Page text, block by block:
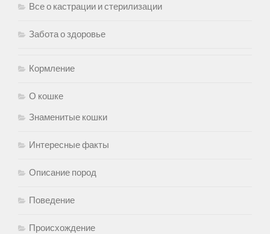
Все о кастрации и стерилизации
Забота о здоровье
Кормление
О кошке
Знаменитые кошки
Интересные факты
Описание пород
Поведение
Происхождение